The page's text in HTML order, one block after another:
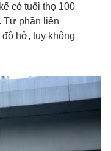
có tuổi thọ 100
Từ phần liên
hở, tuy không